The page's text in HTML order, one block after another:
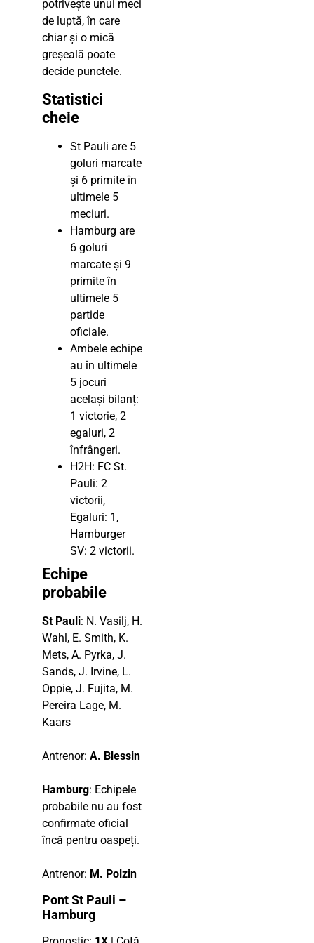
potrivește unui meci
de luptă, în care
chiar și o mică
greșeală poate
decide punctele.
Statistici
cheie
St Pauli are 5
goluri marcate
și 6 primite în
ultimele 5
meciuri.
Hamburg are
6 goluri
marcate și 9
primite în
ultimele 5
partide
oficiale.
Ambele echipe
au în ultimele
5 jocuri
același bilanț:
1 victorie, 2
egaluri, 2
înfrângeri.
H2H: FC St.
Pauli: 2
victorii,
Egaluri: 1,
Hamburger
SV: 2 victorii.
Echipe
probabile
St Pauli: N. Vasilj, H.
Wahl, E. Smith, K.
Mets, A. Pyrka, J.
Sands, J. Irvine, L.
Oppie, J. Fujita, M.
Pereira Lage, M.
Kaars
Antrenor: A. Blessin
Hamburg: Echipele
probabile nu au fost
confirmate oficial
încă pentru oaspeți.
Antrenor: M. Polzin
Pont St Pauli –
Hamburg